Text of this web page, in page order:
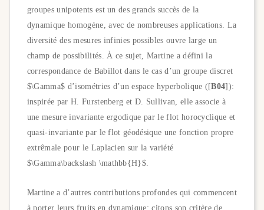
groupes unipotents est un des grands succès de la
dynamique homogène, avec de nombreuses applications. La
diversité des mesures infinies possibles ouvre large un
champ de possibilités. À ce sujet, Martine a défini la
correspondance de Babillot dans le cas d’un groupe discret
$\Gamma$ d’isométries d’un espace hyperbolique ([B04]):
inspirée par H. Furstenberg et D. Sullivan, elle associe à
une mesure invariante ergodique par le flot horocyclique et
quasi-invariante par le flot géodésique une fonction propre
extrêmale pour le Laplacien sur la variété
$\Gamma\backslash \mathbb{H}$.
Martine a d’autres contributions profondes qui commencent
à porter leurs fruits en dynamique: citons son critère de